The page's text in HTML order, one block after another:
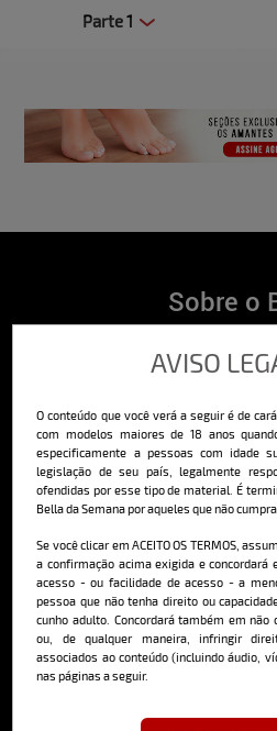
Parte 1
AVISO
O conteúdo que você verá a seguir é de
com modelos maiores de 18 anos
especificamente a pessoas com idade
legislação de seu país, legalmente
ofendidas por esse tipo de material. É
Bella da Semana por aqueles que não
Se você clicar em ACEITO OS TERMOS,
a confirmação acima exigida e concordará
acesso - ou facilidade de acesso - a
pessoa que não tenha direito ou
cunho adulto. Concordará também em não
ou, de qualquer maneira, infringir
associados ao conteúdo (incluindo áudio,
nas páginas a seguir.
Sobre o
O Bella da Semana é a maior e mais
do Brasil, com ensaios fotográficos
qualidade, além de conteúdo editorial
Saiba
Cadastre-se e
deliciosa
Ao se cadastrar, você concorda em